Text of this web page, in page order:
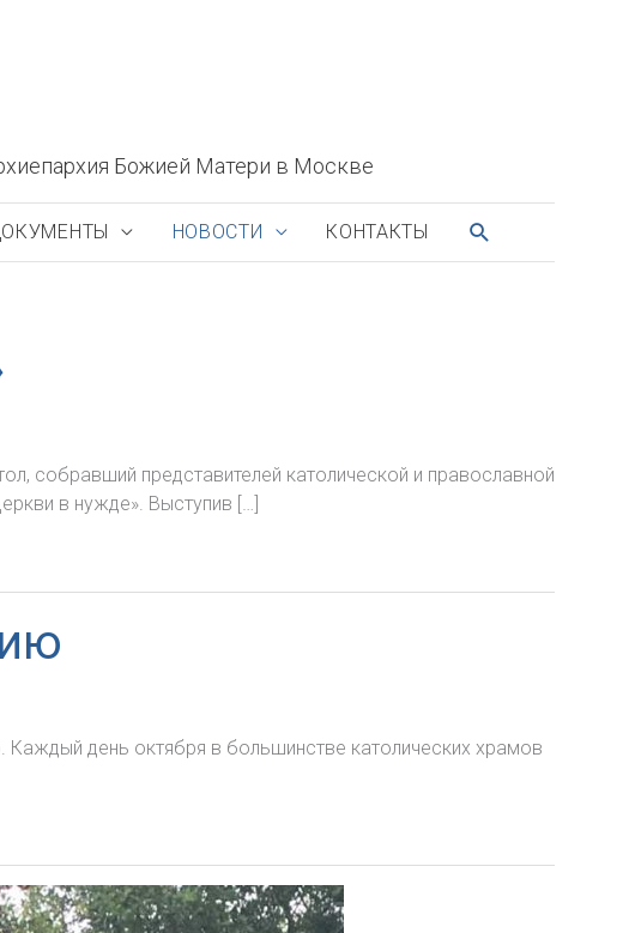
Божией Матери в Москве
НОВОСТИ КОНТАКТЫ ПОИСК
собравший представителей католической и православной
в нужде». Выступив […]
день октября в большинстве католических храмов